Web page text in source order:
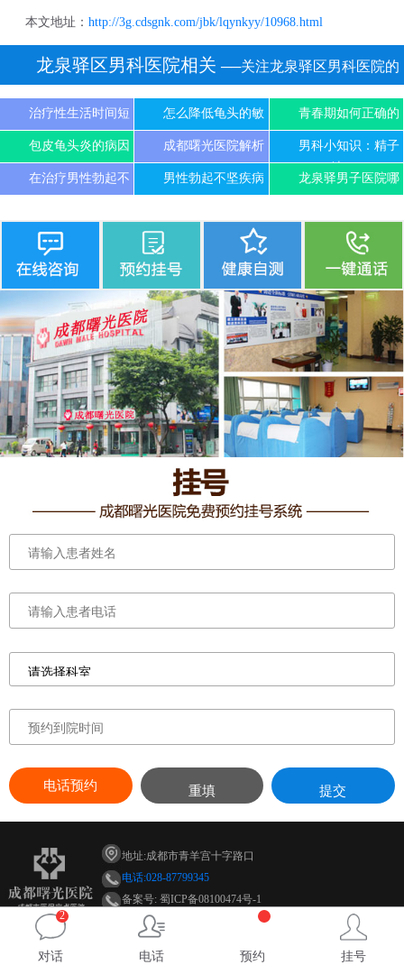
本文地址： http://3g.cdsgnk.com/jbk/lqynkyy/10968.html
龙泉驿区男科医院相关 ──关注龙泉驿区男科医院的
患者还关注
治疗性生活时间短 怎么降低龟头的敏 青春期如何正确的
包皮龟头炎的病因 成都曙光医院解析
男科小知识：精子
精
在治疗男性勃起不
男性勃起不坚疾病 龙泉驿男子医院哪
电话预约 重填 提交
地址:成都市青羊宫十字路口
电话:028-87799345
备案号: 蜀ICP备08100474号-1
微信:cdsgnk028-87799345
QQ:2168402821
2
对话 电话 预约 挂号